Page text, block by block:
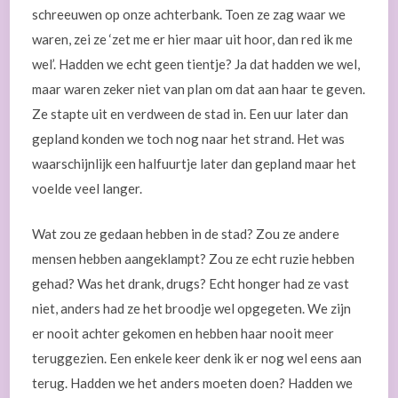
schreeuwen op onze achterbank. Toen ze zag waar we
waren, zei ze ‘zet me er hier maar uit hoor, dan red ik me
wel’. Hadden we echt geen tientje? Ja dat hadden we wel,
maar waren zeker niet van plan om dat aan haar te geven.
Ze stapte uit en verdween de stad in. Een uur later dan
gepland konden we toch nog naar het strand. Het was
waarschijnlijk een halfuurtje later dan gepland maar het
voelde veel langer.
Wat zou ze gedaan hebben in de stad? Zou ze andere
mensen hebben aangeklampt? Zou ze echt ruzie hebben
gehad? Was het drank, drugs? Echt honger had ze vast
niet, anders had ze het broodje wel opgegeten. We zijn
er nooit achter gekomen en hebben haar nooit meer
teruggezien. Een enkele keer denk ik er nog wel eens aan
terug. Hadden we het anders moeten doen? Hadden we